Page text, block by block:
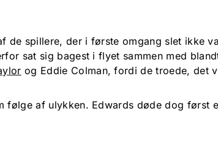
de spillere, der i første omgang slet ikke
sat sig bagest i flyet sammen med
og Eddie Colman, fordi de troede, det
følge af ulykken. Edwards døde dog først